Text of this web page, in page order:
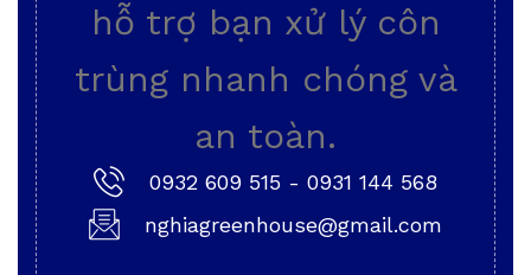
hỗ trợ bạn xử lý côn
trùng nhanh chóng và
an toàn.
0932 609 515 - 0931 144 568
nghiagreenhouse@gmail.com